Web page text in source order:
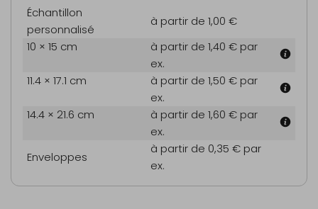
Échantillon
personnalisé
à partir de 1,00 €
10 × 15 cm
à partir de 1,40 € par
ex.
11.4 × 17.1 cm
à partir de 1,50 € par
ex.
14.4 × 21.6 cm
à partir de 1,60 € par
ex.
Enveloppes
à partir de 0,35 € par
ex.